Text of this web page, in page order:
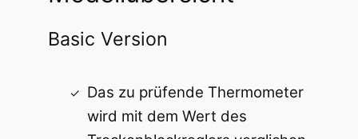
Basic Version
Das zu prüfende Thermometer
wird mit dem Wert des